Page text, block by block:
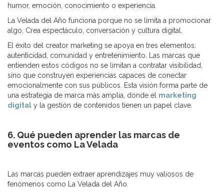
humor, emoción, conocimiento o experiencia.
La Velada del Año funciona porque no se limita a promocionar
algo. Crea espectáculo, conversación y cultura digital.
El éxito del creator marketing se apoya en tres elementos:
autenticidad, comunidad y entretenimiento. Las marcas que
entienden estos códigos no se limitan a contratar visibilidad,
sino que construyen experiencias capaces de conectar
emocionalmente con sus públicos. Esta visión forma parte de
una estrategia de marca más amplia, donde el marketing
digital y la gestión de contenidos tienen un papel clave.
6. Qué pueden aprender las marcas de
eventos como La Velada
Las marcas pueden extraer aprendizajes muy valiosos de
fenómenos como La Velada del Año.